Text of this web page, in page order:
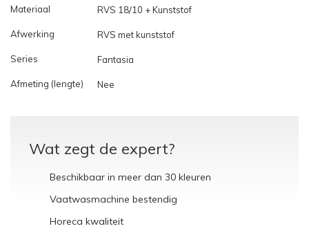
Materiaal RVS 18/10 + Kunststof
Afwerking RVS met kunststof
Series Fantasia
Afmeting (lengte) Nee
Wat zegt de expert?
Beschikbaar in meer dan 30 kleuren
Vaatwasmachine bestendig
Horeca kwaliteit